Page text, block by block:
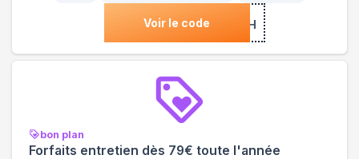
Voir le code***LASH
bon plan
Forfaits entretien dès 79€ toute l'année